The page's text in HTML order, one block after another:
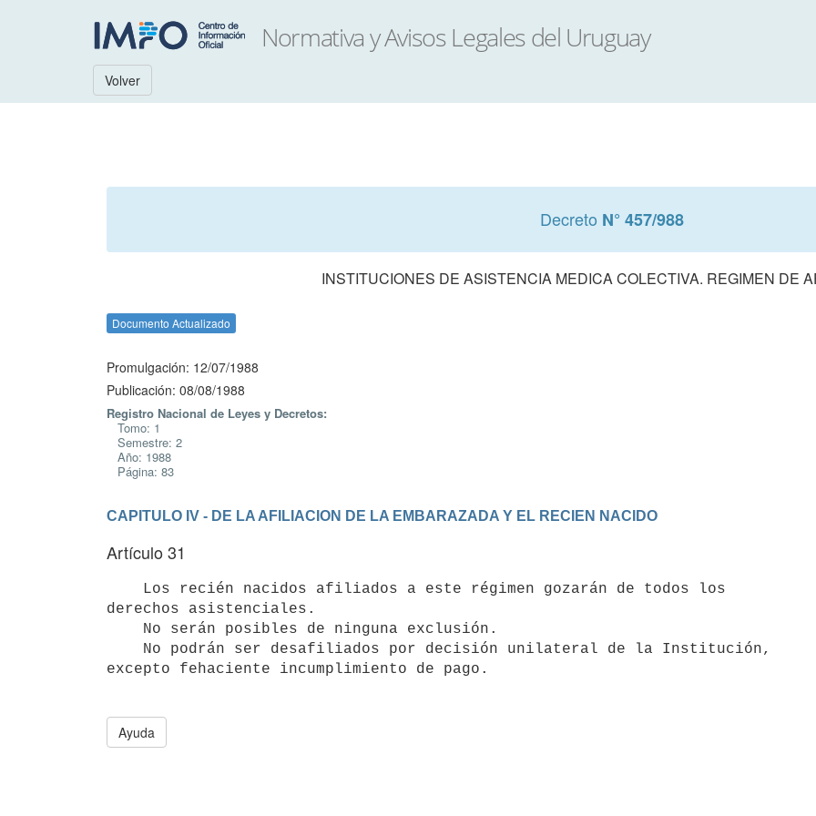
Volver
Decreto N° 457/988
INSTITUCIONES DE ASISTENCIA MEDICA COLECTIVA. REGIMEN DE
Documento Actualizado
Promulgación: 12/07/1988
Publicación: 08/08/1988
Registro Nacional de Leyes y Decretos:
Tomo: 1
Semestre: 2
Año: 1988
Página: 83
CAPITULO IV - DE LA AFILIACION DE LA EMBARAZADA Y EL RECIEN NACIDO
Artículo 31
derechos asistenciales.
Ayuda